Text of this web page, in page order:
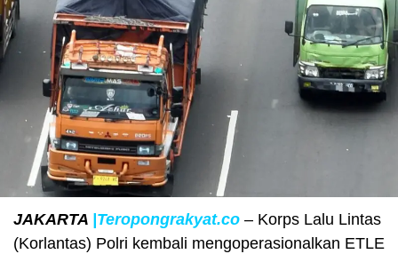
JAKARTA |Teropongrakyat.co – Korps Lalu Lintas
(Korlantas) Polri kembali mengoperasionalkan ETLE